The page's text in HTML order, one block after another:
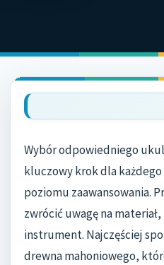
Wybór odpowiedniego
kluczowy krok dla
poziomu zaawansowania.
zwrócić uwagę na
instrument. Najczęściej
drewna mahoniowego,